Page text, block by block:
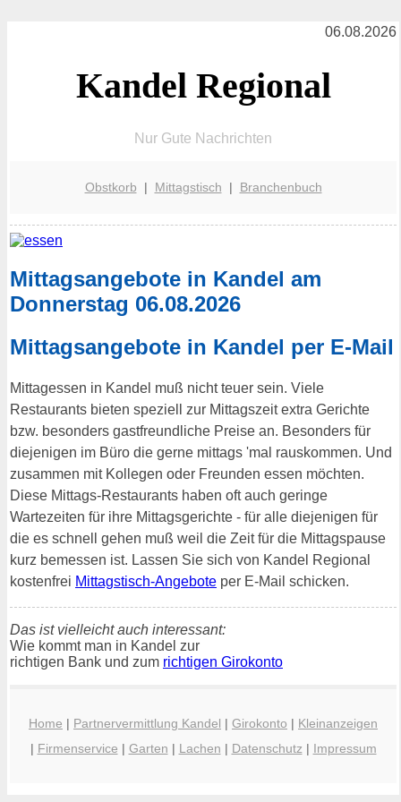
06.08.2026
Kandel Regional
Nur Gute Nachrichten
Obstkorb | Mittagstisch | Branchenbuch
Mittagsangebote in Kandel am
Donnerstag 06.08.2026
Mittagsangebote in Kandel per E-Mail
Mittagessen in Kandel muß nicht teuer sein. Viele
Restaurants bieten speziell zur Mittagszeit extra Gerichte
bzw. besonders gastfreundliche Preise an. Besonders für
diejenigen im Büro die gerne mittags 'mal rauskommen. Und
zusammen mit Kollegen oder Freunden essen möchten.
Diese Mittags-Restaurants haben oft auch geringe
Wartezeiten für ihre Mittagsgerichte - für alle diejenigen für
die es schnell gehen muß weil die Zeit für die Mittagspause
kurz bemessen ist. Lassen Sie sich von Kandel Regional
kostenfrei Mittagstisch-Angebote per E-Mail schicken.
Das ist vielleicht auch interessant:
Wie kommt man in Kandel zur
richtigen Bank und zum richtigen Girokonto
Home | Partnervermittlung Kandel | Girokonto | Kleinanzeigen
| Firmenservice | Garten | Lachen | Datenschutz| Impressum